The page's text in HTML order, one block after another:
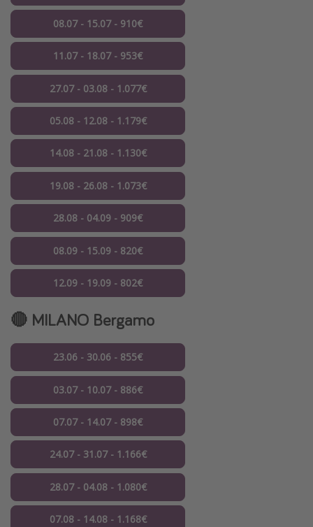
08.07 - 15.07 - 910€
11.07 - 18.07 - 953€
27.07 - 03.08 - 1.077€
05.08 - 12.08 - 1.179€
14.08 - 21.08 - 1.130€
19.08 - 26.08 - 1.073€
28.08 - 04.09 - 909€
08.09 - 15.09 - 820€
12.09 - 19.09 - 802€
🔴 MILANO Bergamo
23.06 - 30.06 - 855€
03.07 - 10.07 - 886€
07.07 - 14.07 - 898€
24.07 - 31.07 - 1.166€
28.07 - 04.08 - 1.080€
07.08 - 14.08 - 1.168€